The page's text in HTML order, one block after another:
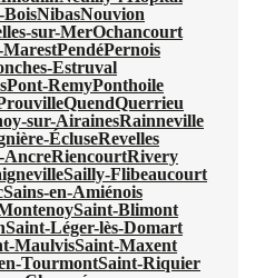
BoisNibasNouvion
sur-MerOchancourt
MarestPendéPernois
Estruval
Pont-RemyPonthoile
QuendQuerrieu
sur-AirainesRainneville
ÉcluseRevelles
AncreRiencourtRivery
Sailly-Flibeaucourt
Sains-en-Amiénois
Saint-Blimont
Saint-Léger-lès-Domart
MaulvisSaint-Maxent
TourmontSaint-Riquier